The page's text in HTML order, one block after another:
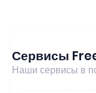
Сервисы
Наши сервисы в